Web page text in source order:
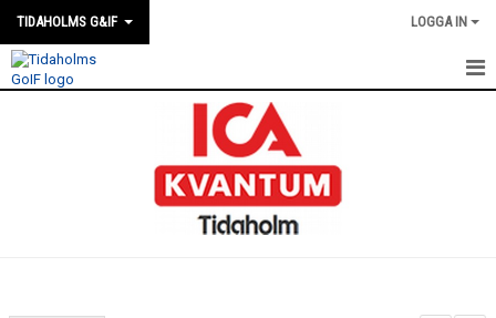
TIDAHOLMS G&IF LOGGA IN